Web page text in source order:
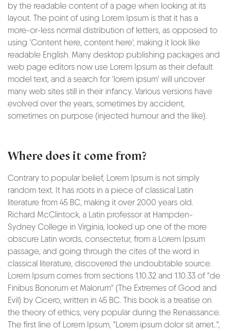
by the readable content of a page when looking at its
layout. The point of using Lorem Ipsum is that it has a
more-or-less normal distribution of letters, as opposed to
using 'Content here, content here', making it look like
readable English. Many desktop publishing packages and
web page editors now use Lorem Ipsum as their default
model text, and a search for 'lorem ipsum' will uncover
many web sites still in their infancy. Various versions have
evolved over the years, sometimes by accident,
sometimes on purpose (injected humour and the like).
Where does it come from?
Contrary to popular belief, Lorem Ipsum is not simply
random text. It has roots in a piece of classical Latin
literature from 45 BC, making it over 2000 years old.
Richard McClintock, a Latin professor at Hampden-
Sydney College in Virginia, looked up one of the more
obscure Latin words, consectetur, from a Lorem Ipsum
passage, and going through the cites of the word in
classical literature, discovered the undoubtable source.
Lorem Ipsum comes from sections 1.10.32 and 1.10.33 of "de
Finibus Bonorum et Malorum" (The Extremes of Good and
Evil) by Cicero, written in 45 BC. This book is a treatise on
the theory of ethics, very popular during the Renaissance.
The first line of Lorem Ipsum, "Lorem ipsum dolor sit amet..",